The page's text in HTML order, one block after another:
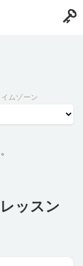
ムゾーン
ッスン